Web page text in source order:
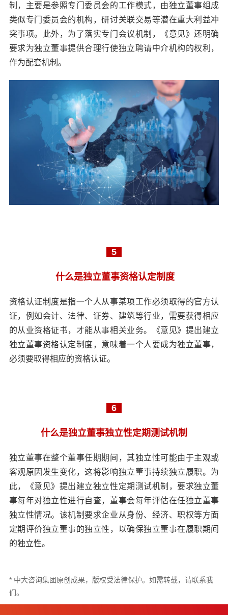
制，主要是参照专门委员会的工作模式，由独立董事组成
类似专门委员会的机构，研讨关联交易等潜在重大利益冲
突事项。此外，为了落实专门会议机制，《意见》还明确
要求为独立董事提供合理行使独立聘请中介机构的权利，
作为配套机制。
5
什么是独立董事资格认定制度
资格认证制度是指一个人从事某项工作必须取得的官方认
证，例如会计、法律、证券、建筑等行业，需要获得相应
的从业资格证书，才能从事相关业务。《意见》提出建立
独立董事资格认定制度，意味着一个人要成为独立董事，
必须要取得相应的资格认证。
6
什么是独立董事独立性定期测试机制
独立董事在整个董事任期期间，其独立性可能由于主观或
客观原因发生变化，这将影响独立董事持续独立履职。为
此，《意见》提出建立独立性定期测试机制，要求独立董
事每年对独立性进行自查，董事会每年评估在任独立董事
独立性情况。该机制要求企业从身份、经济、职权等方面
定期评价独立董事的独立性，以确保独立董事在履职期间
的独立性。
* 中大咨询集团原创成果，版权受法律保护。如需转载，请联系我
们。